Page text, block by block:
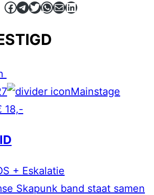
Facebook
Telegram
Twitter
WhatsApp
E-mailLinkedIn
Mainstage
18,-
+ Eskalatie
Skapunk band staat samen